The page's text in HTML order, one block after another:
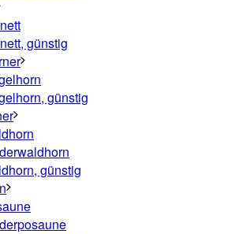
günstig
günstig
günstig